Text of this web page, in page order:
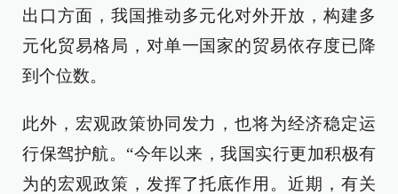
出口方面，我国推动多元化对外开放，构建多
元化贸易格局，对单一国家的贸易依存度已降
到个位数。
此外，宏观政策协同发力，也将为经济稳定运
行保驾护航。“今年以来，我国实行更加积极有
为的宏观政策，发挥了托底作用。近期，有关